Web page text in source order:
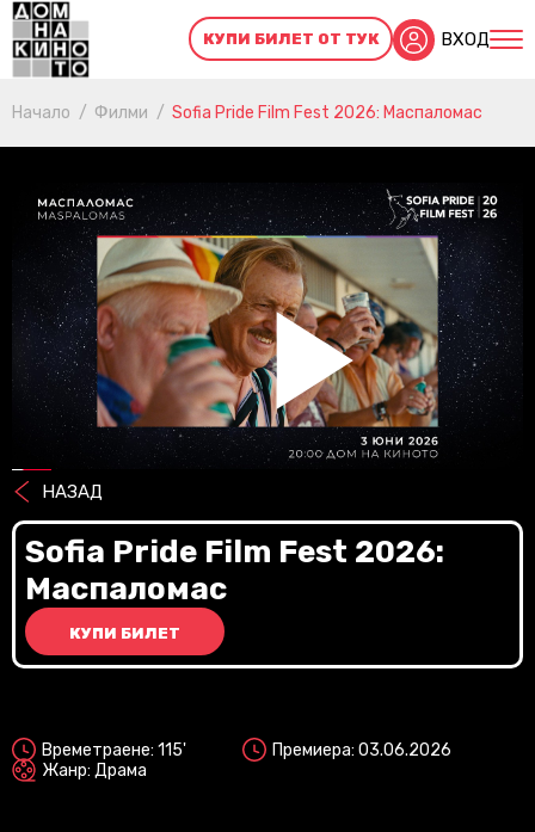
КУПИ БИЛЕТ ОТ ТУК ВХОД
Начало Филми Sofia Pride Film Fest 2026: Маспаломас
НАЗАД
Sofia Pride Film Fest 2026:
Маспаломас
КУПИ БИЛЕТ
Времетраене: 115'
Премиера: 03.06.2026
Жанр: Драма